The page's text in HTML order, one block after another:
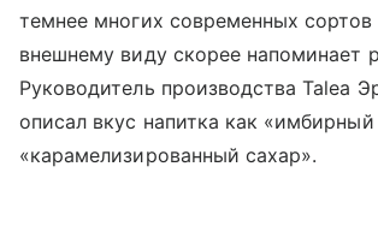
темнее многих современных сортов
внешнему виду скорее напоминает
Руководитель производства Talea
описал вкус напитка как
«карамелизированный сахар».